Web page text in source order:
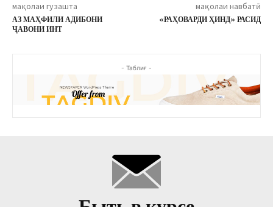
мақолаи гузашта
АЗ МАҲФИЛИ АДИБОНИ
ҶАВОНИ ИНТ
мақолаи навбатӣ
«РАҲОВАРДИ ҲИНД» РАСИД
- Таблиғ -